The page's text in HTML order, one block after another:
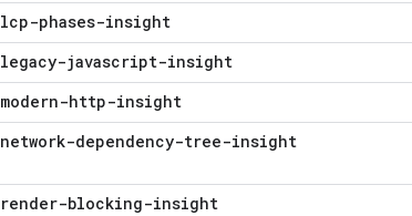
lcp-phases-insight
legacy-javascript-insight
modern-http-insight
network-dependency-tree-insight
render-blocking-insight